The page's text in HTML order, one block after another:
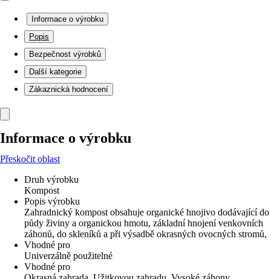
Informace o výrobku
Popis
Bezpečnost výrobků
Další kategorie
Zákaznická hodnocení
Informace o výrobku
Přeskočit oblast
Druh výrobku
Kompost
Popis výrobku
Zahradnický kompost obsahuje organické hnojivo dodávající do
půdy živiny a organickou hmotu, základní hnojení venkovních
záhonů, do skleníků a při výsadbě okrasných ovocných stromů,
Vhodné pro
Univerzálně použitelné
Vhodné pro